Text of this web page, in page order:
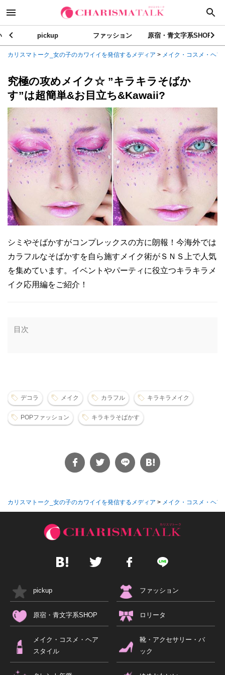
pickup ファッション 原宿・青文字系SHOP
カリスマトーク_女の子のカワイイを発信するメディア > メイク・コスメ・ヘア
究極の攻めメイク☆ ”キラキラそばか
す”は超簡単&お目立ち&Kawaii?
シミやそばかすがコンプレックスの方に朗報！今海外では
カラフルなそばかすを自ら施すメイク術がＳＮＳ上で人気
を集めています。イベントやパーティに役立つキラキラメ
イク応用編をご紹介！
目次
デコラ メイク カラフル キラキラメイク
POPファッション キラキラそばかす
カリスマトーク_女の子のカワイイを発信するメディア > メイク・コスメ・ヘア
pickup ファッション
原宿・青文字系SHOP ロリータ
メイク・コスメ・ヘア
スタイル
靴・アクセサリー・バ
ック